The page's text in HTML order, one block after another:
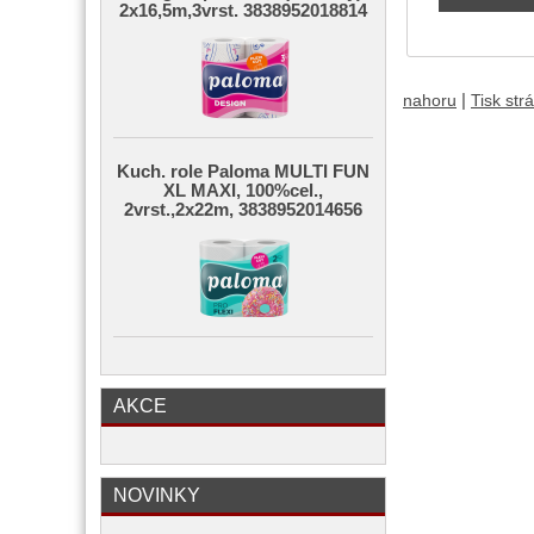
nahoru Tisk
2x16,5m,3vrst. 3838952018814
Kuch. role Paloma MULTI FUN
XL MAXI, 100%cel.,
2vrst.,2x22m, 3838952014656
AKCE
NOVINKY